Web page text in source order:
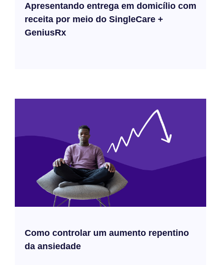
Apresentando entrega em domicílio com
receita por meio do SingleCare +
GeniusRx
Como controlar um aumento repentino
da ansiedade